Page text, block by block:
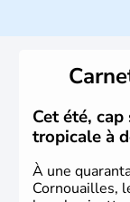
Histoire et
d’Union,
Royaume
Lumières, il
l’innovation. Il
commerce
à partir de
Cet été,
tropicale à
À une
Cornouailles,